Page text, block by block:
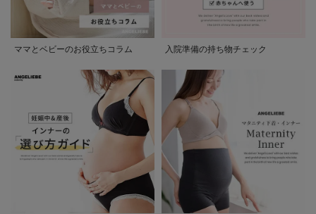
ママとベビーのお役立ちコラム 入院準備の持ち物チェック